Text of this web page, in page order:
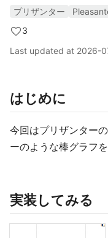
プリザンター
3
Last updated at 2026-
はじめに
今回はプリザンター
ーのような棒グラフ
実装してみる